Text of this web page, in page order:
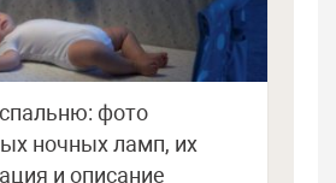
фото
ночных ламп, их
и описание